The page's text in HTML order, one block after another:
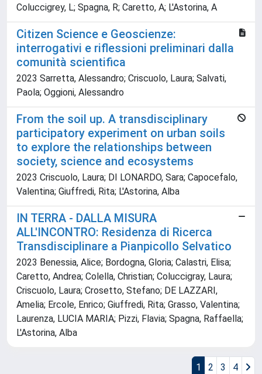
Coluccigrey, L; Spagna, R; Caretto, A; L'Astorina, A
Citizen Science e Geoscienze:
interrogativi e riflessioni preliminari dalla
comunità scientifica
2023 Sarretta, Alessandro; Criscuolo, Laura; Salvati,
Paola; Oggioni, Alessandro
From the soil up. A transdisciplinary
participatory experiment on urban soils
to explore the relationships between
society, science and ecosystems
2023 Criscuolo, Laura; DI LONARDO, Sara; Capocefalo,
Valentina; Giuffredi, Rita; L'Astorina, Alba
IN TERRA - DALLA MISURA
ALL'INCONTRO: Residenza di Ricerca
Transdisciplinare a Pianpicollo Selvatico
2023 Benessia, Alice; Bordogna, Gloria; Calastri, Elisa;
Caretto, Andrea; Colella, Christian; Coluccigray, Laura;
Criscuolo, Laura; Crosetto, Stefano; DE LAZZARI,
Amelia; Ercole, Enrico; Giuffredi, Rita; Grasso, Valentina;
Laurenza, LUCIA MARIA; Pizzi, Flavia; Spagna, Raffaella;
L'Astorina, Alba
1 2 3 4